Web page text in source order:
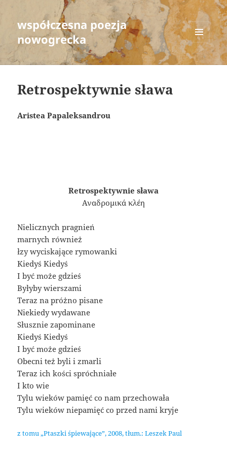
współczesna poezja
nowogrecka
MENU
AND
WIDGETS
Retrospektywnie sława
Aristea Papaleksandrou
Retrospektywnie sława
Αναδρομικά κλέη
Nielicznych pragnień
marnych również
łzy wyciskające rymowanki
Kiedyś Kiedyś
I być może gdzieś
Byłyby wierszami
Teraz na próżno pisane
Niekiedy wydawane
Słusznie zapominane
Kiedyś Kiedyś
I być może gdzieś
Obecni też byli i zmarli
Teraz ich kości spróchniałe
I kto wie
Tylu wieków pamięć co nam przechowała
Tylu wieków niepamięć co przed nami kryje
z tomu „Ptaszki śpiewające”, 2008, tłum.: Leszek Paul